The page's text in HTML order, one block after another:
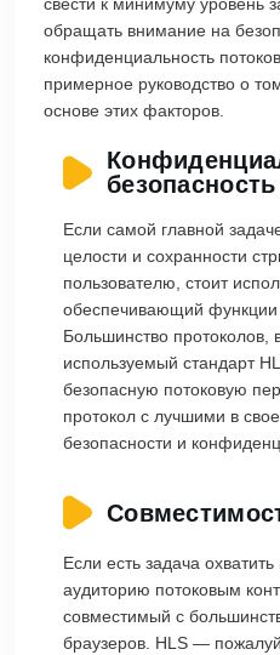
свести к минимуму уровень
обращать внимание на
конфиденциальность
примерное руководство о
основе этих факторов.
безопасность
Если самой главной
целости и сохранности
пользователю, стоит
обеспечивающий функции
Большинство протоколов,
используемый стандарт
безопасную потоковую
протокол с лучшими в
безопасности и
Если есть задача
аудиторию потоковым
совместимый с
браузеров. HLS —